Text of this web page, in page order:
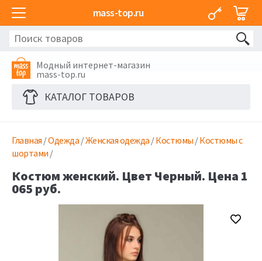
mass-top.ru
Модный интернет-магазин
mass-top.ru
КАТАЛОГ ТОВАРОВ
Главная /Одежда /Женская одежда /Костюмы /Костюмы с
шортами /
Костюм женский. Цвет Черный. Цена 1
065 руб.